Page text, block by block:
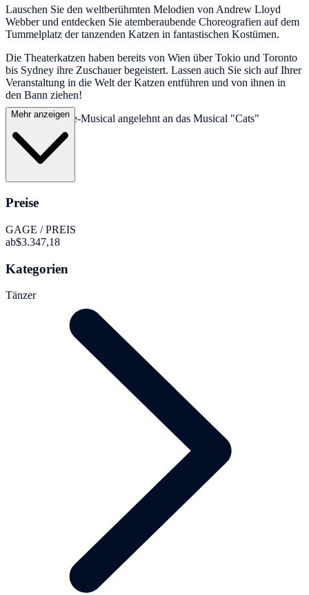
Lauschen Sie den weltberühmten Melodien von Andrew Lloyd
Webber und entdecken Sie atemberaubende Choreografien auf dem
Tummelplatz der tanzenden Katzen in fantastischen Kostümen.
Die Theaterkatzen haben bereits von Wien über Tokio und Toronto
bis Sydney ihre Zuschauer begeistert. Lassen auch Sie sich auf Ihrer
Veranstaltung in die Welt der Katzen entführen und von ihnen in
den Bann ziehen!
Inhalt: Phantasie-Musical angelehnt an das Musical "Cats"
Mehr anzeigen
Preise
GAGE / PREIS
ab$3.347,18
Kategorien
Tänzer